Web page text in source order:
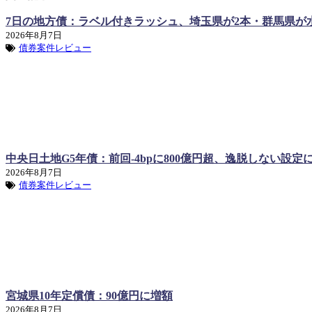
7日の地方債：ラベル付きラッシュ、埼玉県が2本・群馬県が
2026年8月7日
債券案件レビュー
中央日土地G5年債：前回-4bpに800億円超、逸脱しない設定
2026年8月7日
債券案件レビュー
宮城県10年定償債：90億円に増額
2026年8月7日